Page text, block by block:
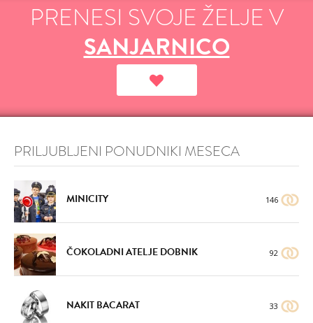
PRENESI SVOJE ŽELJE V
SANJARNICO
PRILJUBLJENI PONUDNIKI MESECA
MINICITY 146
ČOKOLADNI ATELJE DOBNIK 92
NAKIT BACARAT 33